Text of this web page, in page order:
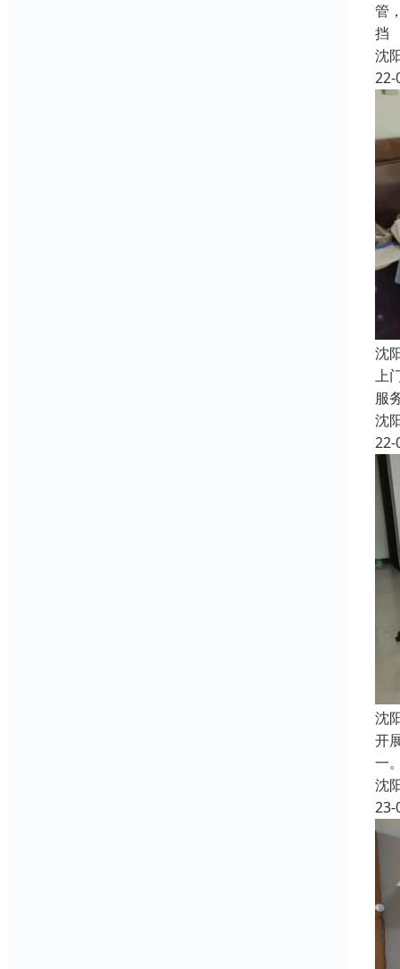
管
挡
沈
22-
沈
上
服
沈
22-
沈
开
一
沈
23-